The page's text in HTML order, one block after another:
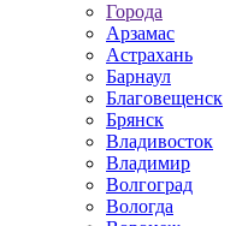
Города
Арзамас
Астрахань
Барнаул
Благовещенск
Брянск
Владивосток
Владимир
Волгоград
Вологда